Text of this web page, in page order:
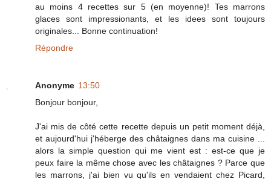
au moins 4 recettes sur 5 (en moyenne)! Tes marrons
glaces sont impressionants, et les idees sont toujours
originales... Bonne continuation!
Répondre
Anonyme 13:50
Bonjour bonjour,
J'ai mis de côté cette recette depuis un petit moment déjà,
et aujourd'hui j'héberge des châtaignes dans ma cuisine ...
alors la simple question qui me vient est : est-ce que je
peux faire la même chose avec les châtaignes ? Parce que
les marrons, j'ai bien vu qu'ils en vendaient chez Picard,